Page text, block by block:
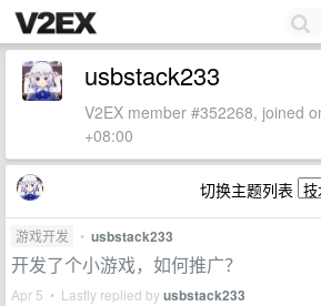
usbstack233
V2EX member #352268, joined
+08:00
切换主题列表
游戏开发 • usbstack233
开发了个小游戏，如何推广？
Apr 5 • Lastly replied byusbstack233